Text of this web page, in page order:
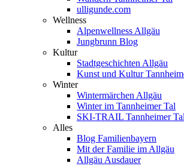
ulligunde.com
Wellness
Alpenwellness Allgäu
Jungbrunn Blog
Kultur
Stadtgeschichten Allgäu
Kunst und Kultur
Winter
Wintermärchen Allgäu
Winter im Tannheimer Tal
SKI-TRAIL Tannheimer
Alles
Blog Familienbayern
Mit der Familie im Allgäu
Allgäu Ausdauer